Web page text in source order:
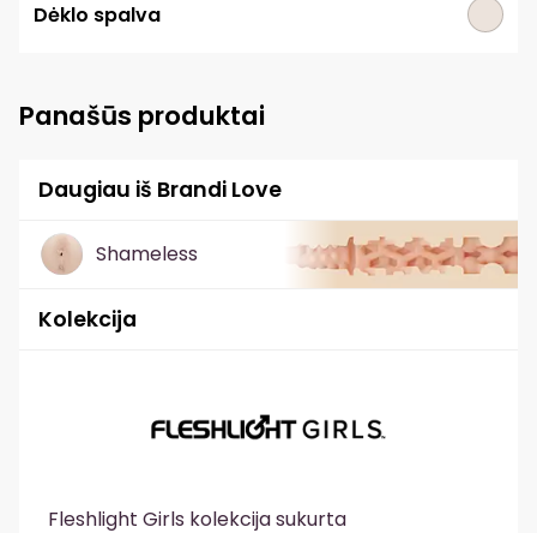
Dėklo spalva
Panašūs produktai
Daugiau iš Brandi Love
Shameless
Kolekcija
Fleshlight Girls kolekcija sukurta